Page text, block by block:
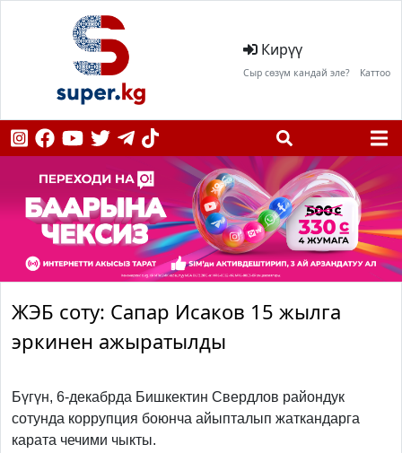
Кирүү
Сыр сөзүм кандай эле? Каттоо
ЖЭБ соту: Сапар Исаков 15 жылга
эркинен ажыратылды
Бүгүн, 6-декабрда Бишкектин Свердлов райондук
сотунда коррупция боюнча айыпталып жаткандарга
карата чечими чыкты.